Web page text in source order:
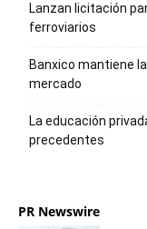
Lanzan licitación
ferroviarios
Banxico mantiene
mercado
La educación
precedentes
PR Newswire